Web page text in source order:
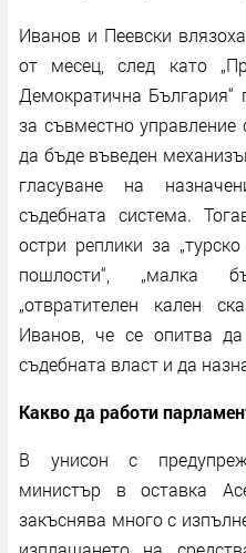
Иванов и Пеевски
от месец, след като
Демократична
за съвместно
да бъде въведен
гласуване на
съдебната система.
остри реплики за
пошлости“, „малка
„отвратителен кален
Иванов, че се опитва
съдебната власт и да
Какво да работи
В унисон с
министър в оставка
закъснява много с